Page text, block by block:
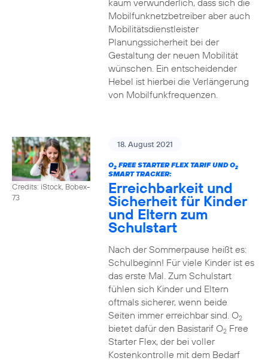
kaum verwunderlich, dass sich die
Mobilfunknetzbetreiber aber auch
Mobilitätsdienstleister
Planungssicherheit bei der
Gestaltung der neuen Mobilität
wünschen. Ein entscheidender
Hebel ist hierbei die Verlängerung
von Mobilfunkfrequenzen.
Credits: iStock, Bobex-
73
18. August 2021
O2FREE STARTER FLEX TARIF UND O2
SMART TRACKER:
Erreichbarkeit und
Sicherheit für Kinder
und Eltern zum
Schulstart
Nach der Sommerpause heißt es:
Schulbeginn! Für viele Kinder ist es
das erste Mal. Zum Schulstart
fühlen sich Kinder und Eltern
oftmals sicherer, wenn beide
Seiten immer erreichbar sind. O2
bietet dafür den Basistarif O2Free
Starter Flex, der bei voller
Kostenkontrolle mit dem Bedarf